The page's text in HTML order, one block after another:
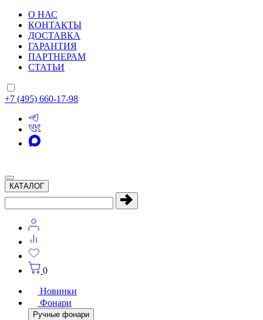
О НАС
КОНТАКТЫ
ДОСТАВКА
ГАРАНТИЯ
ПАРТНЕРАМ
СТАТЬИ
+7 (495) 660-17-98
КАТАЛОГ
0
Новинки
Фонари
Ручные фонари